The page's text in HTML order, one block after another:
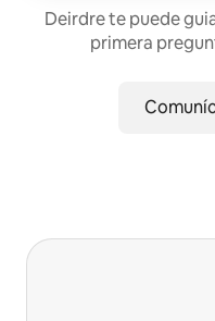
Deirdre te puede
primera